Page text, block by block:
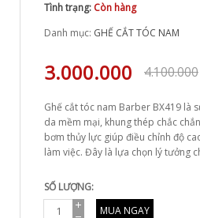
Tình trạng: Còn hàng
Danh mục: GHẾ CẮT TÓC NAM
4.100.000
3.000.000
Ghế cắt tóc nam Barber BX419 là
da mềm mại, khung thép chắc
bơm thủy lực giúp điều chỉnh độ
làm việc. Đây là lựa chọn lý tưởng
SỐ LƯỢNG:
MUA NGAY